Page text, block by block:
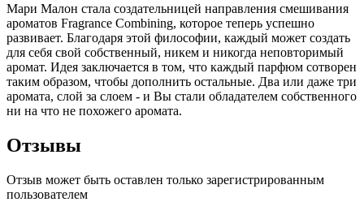
Мари Малон стала создательницей направления смешивания
ароматов Fragrance Combining, которое теперь успешно
развивает. Благодаря этой философии, каждый может создать
для себя свой собственный, никем и никогда неповторимый
аромат. Идея заключается в том, что каждый парфюм сотворен
таким образом, чтобы дополнить остальные. Два или даже три
аромата, слой за слоем - и Вы стали обладателем собственного
ни на что не похожего аромата.
Отзывы
Отзыв может быть оставлен только зарегистрированным
пользователем